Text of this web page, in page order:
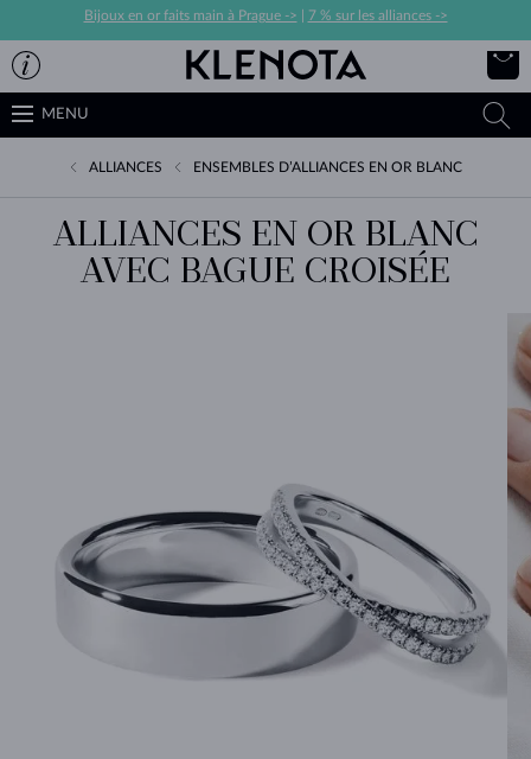
Bijoux en or faits main à Prague -> 7 % sur les alliances ->
MENU
ALLIANCES ENSEMBLES D’ALLIANCES EN OR BLANC
ALLIANCES EN OR BLANC
AVEC BAGUE CROISÉE